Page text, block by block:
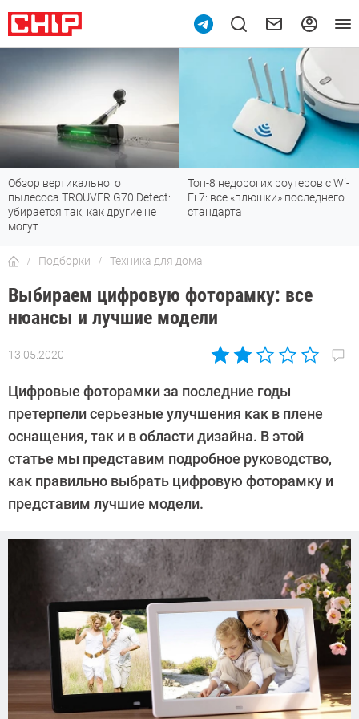
TROUVER G70 Detect:
так, как другие не
Топ-8 недорогих роутеров с Wi-
Fi 7: все «плюшки» последнего
стандарта
7
Подборки Техника для дома
Выбираем цифровую фоторамку: все
нюансы и лучшие модели
13.05.2020
Автор:
Киреев
Цифровые фоторамки за последние годы
претерпели серьезные улучшения как в плене
оснащения, так и в области дизайна. В этой
статье мы представим подробное руководство,
как правильно выбрать цифровую фоторамку и
представим лучшие модели.